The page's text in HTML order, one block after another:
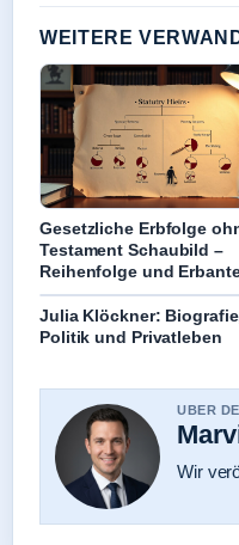
WEITERE
Gesetzliche Erbfolge
Testament Schaubild –
Reihenfolge und
Julia Klöckner:
Politik und Privatleben
UBER
Wir